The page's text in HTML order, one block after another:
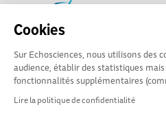
Cookies
Sur Echosciences, nous utilisons des
audience, établir des statistiques
fonctionnalités supplémentaires
Lire la politique de confidentialité